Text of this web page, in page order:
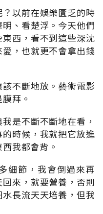
以前在娛樂匱乏的時
、看楚浮。今天他們
西，看不到這些深沈
，也就更不會拿出錢
不斷地放。藝術電影
拜。
是不斷不斷地在看，
時候，我就把它放進
我都會背。
細節，我會倒過來再
來，就要營養，否則
長流天天培養，但我